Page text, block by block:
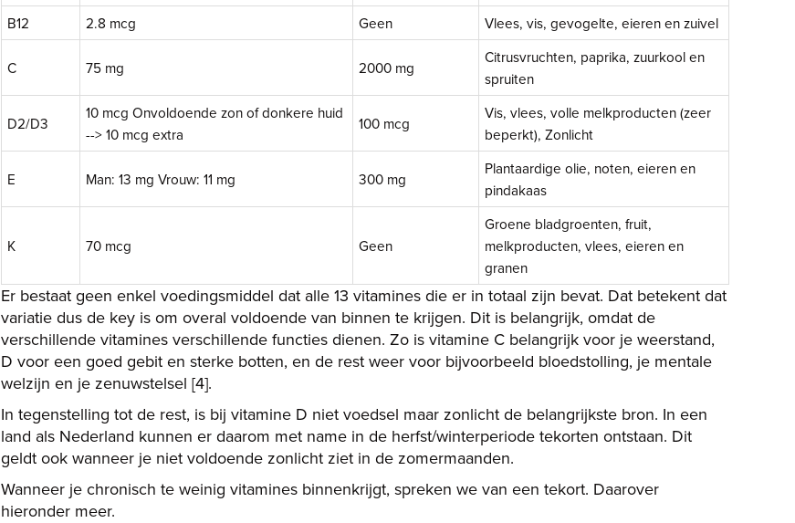
B12 2.8 mcg Geen Vlees, vis, gevogelte, eieren en zuivel
C 75 mg 2000 mg
Citrusvruchten, paprika, zuurkool en
spruiten
D2/D3
10 mcg Onvoldoende zon of donkere huid
--> 10 mcg extra
100 mcg
Vis, vlees, volle melkproducten (zeer
beperkt), Zonlicht
E Man: 13 mg Vrouw: 11 mg 300 mg
Plantaardige olie, noten, eieren en
pindakaas
K 70 mcg Geen
Groene bladgroenten, fruit,
melkproducten, vlees, eieren en
granen
Er bestaat geen enkel voedingsmiddel dat alle 13 vitamines die er in totaal zijn bevat. Dat betekent dat
variatie dus de key is om overal voldoende van binnen te krijgen. Dit is belangrijk, omdat de
verschillende vitamines verschillende functies dienen. Zo is vitamine C belangrijk voor je weerstand,
D voor een goed gebit en sterke botten, en de rest weer voor bijvoorbeeld bloedstolling, je mentale
welzijn en je zenuwstelsel [4].
In tegenstelling tot de rest, is bij vitamine D niet voedsel maar zonlicht de belangrijkste bron. In een
land als Nederland kunnen er daarom met name in de herfst/winterperiode tekorten ontstaan. Dit
geldt ook wanneer je niet voldoende zonlicht ziet in de zomermaanden.
Wanneer je chronisch te weinig vitamines binnenkrijgt, spreken we van een tekort. Daarover
hieronder meer.